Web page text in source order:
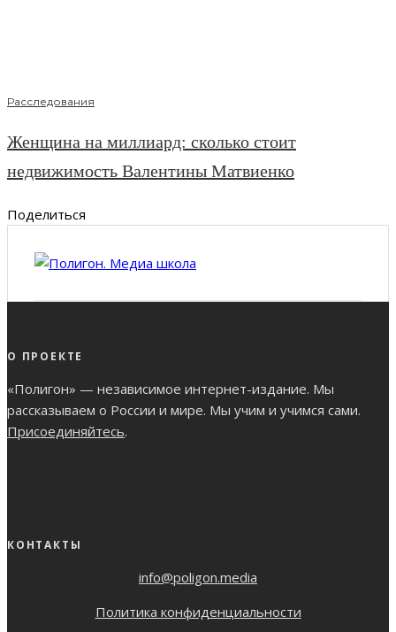
Расследования
Женщина на миллиард: сколько стоит
недвижимость Валентины Матвиенко
Поделиться
О ПРОЕКТЕ
«Полигон» — независимое интернет-издание. Мы
рассказываем о России и мире. Мы учим и учимся сами.
Присоединяйтесь.
КОНТАКТЫ
info@poligon.media
Политика конфиденциальности